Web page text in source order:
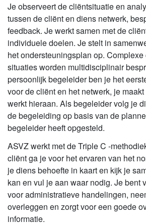
Je observeert de cliëntsituatie en
tussen de cliënt en diens netwerk,
feedback. Je werkt samen met de
individuele doelen. Je stelt in
het ondersteuningsplan op.
situaties worden multidisciplinair
persoonlijk begeleider ben je het
voor de cliënt en het netwerk, je
werkt hieraan. Als begeleider volg je
de begeleiding op basis van de
begeleider heeft opgesteld.
ASVZ werkt met de Triple C -
cliënt ga je voor het ervaren van het
je diens behoefte in kaart en kijk je
kan en vul je aan waar nodig. Je bent
voor administratieve handelingen,
overleggen en zorgt voor een goede
informatie.